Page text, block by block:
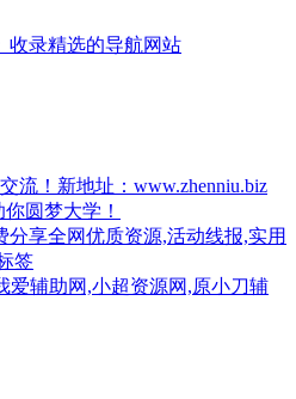
收录精选的导航网站
流！新地址：www.zhenniu.biz
圆梦大学！
分享全网优质资源,活动线报,实用
签
爱辅助网,小超资源网,原小刀辅